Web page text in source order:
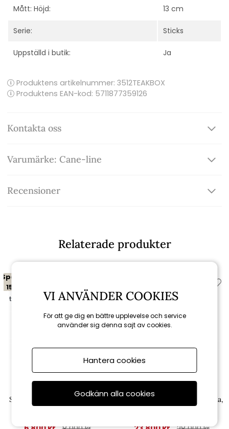
Mått: Höjd: 13 cm
Serie: Sticks
Uppställd i butik: Ja
Produktens artikelnummer: 3512TEAKBOX
Produktens EAN-kod: 5711877359126
Kontakta oss
Varumärke: Cane-line
Recensioner
Relaterade produkter
Spara
15%
till 16/8
Sticks köksmodul vägghylla -
sand
till 16/8
Sticks köksmodul m/teakhylla,
exkl bänkskiva - sand/teak
VI ANVÄNDER COOKIES
För att ge dig en bättre upplevelse och service
använder sig denna sajt av cookies.
Hantera cookies
Godkänn alla cookies